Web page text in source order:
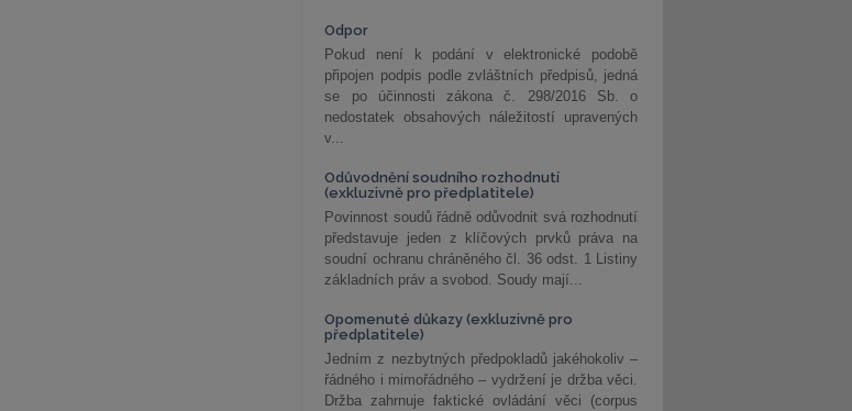
Odpor
Pokud není k podání v elektronické podobě
připojen podpis podle zvláštních předpisů, jedná
se po účinnosti zákona č. 298/2016 Sb. o
nedostatek obsahových náležitostí upravených
v...
Odůvodnění soudního rozhodnutí
(exkluzivně pro předplatitele)
Povinnost soudů řádně odůvodnit svá rozhodnutí
představuje jeden z klíčových prvků práva na
soudní ochranu chráněného čl. 36 odst. 1 Listiny
základních práv a svobod. Soudy mají...
Opomenuté důkazy (exkluzivně pro
předplatitele)
Jedním z nezbytných předpokladů jakéhokoliv –
řádného i mimořádného – vydržení je držba věci.
Držba zahrnuje faktické ovládání věci (corpus